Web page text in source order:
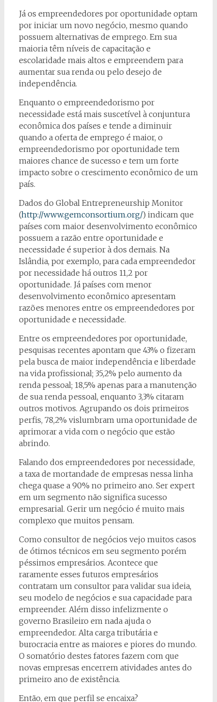
Já os empreendedores por oportunidade optam
por iniciar um novo negócio, mesmo quando
possuem alternativas de emprego. Em sua
maioria têm níveis de capacitação e
escolaridade mais altos e empreendem para
aumentar sua renda ou pelo desejo de
independência.
Enquanto o empreendedorismo por
necessidade está mais suscetível à conjuntura
econômica dos países e tende a diminuir
quando a oferta de emprego é maior, o
empreendedorismo por oportunidade tem
maiores chance de sucesso e tem um forte
impacto sobre o crescimento econômico de um
país.
Dados do Global Entrepreneurship Monitor
(http://www.gemconsortium.org/) indicam que
países com maior desenvolvimento econômico
possuem a razão entre oportunidade e
necessidade é superior à dos demais. Na
Islândia, por exemplo, para cada empreendedor
por necessidade há outros 11,2 por
oportunidade. Já países com menor
desenvolvimento econômico apresentam
razões menores entre os empreendedores por
oportunidade e necessidade.
Entre os empreendedores por oportunidade,
pesquisas recentes apontam que 43% o fizeram
pela busca de maior independência e liberdade
na vida profissional; 35,2% pelo aumento da
renda pessoal; 18,5% apenas para a manutenção
de sua renda pessoal, enquanto 3,3% citaram
outros motivos. Agrupando os dois primeiros
perfis, 78,2% vislumbram uma oportunidade de
aprimorar a vida com o negócio que estão
abrindo.
Falando dos empreendedores por necessidade,
a taxa de mortandade de empresas nessa linha
chega quase a 90% no primeiro ano. Ser expert
em um segmento não significa sucesso
empresarial. Gerir um negócio é muito mais
complexo que muitos pensam.
Como consultor de negócios vejo muitos casos
de ótimos técnicos em seu segmento porém
péssimos empresários. Acontece que
raramente esses futuros empresários
contratam um consultor para validar sua ideia,
seu modelo de negócios e sua capacidade para
empreender. Além disso infelizmente o
governo Brasileiro em nada ajuda o
empreendedor. Alta carga tributária e
burocracia entre as maiores e piores do mundo.
O somatório destes fatores fazem com que
novas empresas encerrem atividades antes do
primeiro ano de existência.
Então, em que perfil se encaixa?